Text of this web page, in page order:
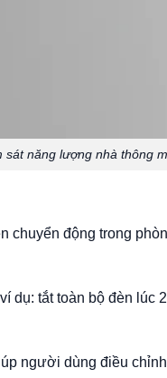
sát năng lượng nhà thông
chuyển động trong
tắt toàn bộ đèn lúc
người dùng điều